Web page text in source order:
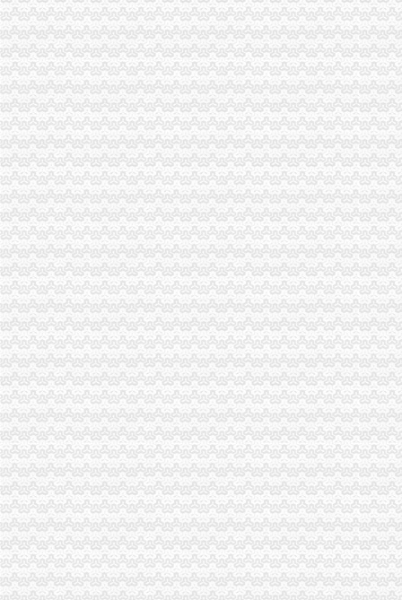
【图】东莞注册外贸公司流程及费用_东莞东莞市市辖区公司注册-知
注册外贸公司流程_王_新浪博客
注册公司和注册外贸公司的流程是怎样的_gzraos_新浪博客
外贸公司注册流程-律快车公司
以下是外贸公司注册流程简述_外贸公司注册流程是什么_外贸流程_
注册外贸公司基本流程_天纯之蓝_新浪博客
注册外贸公司基本流程-阿里巴巴专栏
注册贸易公司流程及费用_搜狐其它_搜狐网
杭州注册公司流程
外贸公司注册流程-蓝多瑙河的日志-网易博客
上海注册外贸公司的流程_瑞卡_新浪博客
外贸公司注册流程是什么？-外贸综合-中国物流人论坛锦程物流网
外贸公司注册流程是什么？-外贸综合-中国物流人论坛锦程物流网
北京朝注册外资商贸条件流程-大望路工商注册|北京酷易搜
外贸公司注册的流程
外贸公司注册的流程
【注册外贸公司流程公司注册】价格_厂家_图片-Hc360慧聪网
注册国际贸易公司流程_其他_外贸资讯_帮课网
进出口贸易公司注册流程
外贸公司的注册流程_志趣网
外贸术语：外贸企业-全球纺织网纺织百科
外贸公司注册步骤与流程
【外贸公司注册,外贸公司注册流程】价格_厂家_图片-Hc360慧聪网
注册外贸公司流程.doc
国际贸易公司注册流程及费用-商务服务-成都商报
上海注册外贸公司流程与费用_志趣网
外贸公司注册流程2015香港公司注册处信息-企汇网
注册外贸公司的流程？_已解决-阿里巴巴生意经
注册外贸公司的流程【价格,品牌,供应商】-中国制造网,志选商务
青岛注册外贸公司流程.pdf
外贸公司的注册流程注册登记_律知识-律咨询上中顾律网（9
外贸公司注册流程pdf下载_爱问共享资料